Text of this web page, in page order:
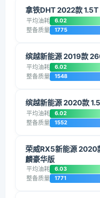
拿铁DHT 2022款
平均油耗 6.02
整备质量 1775
缤越新能源 2019款
平均油耗 6.02
整备质量 1548
缤越新能源 2020款
平均油耗 6.02
整备质量 1552
荣威RX5新能源 2020
麟豪华版
平均油耗 6.03
整备质量 1771